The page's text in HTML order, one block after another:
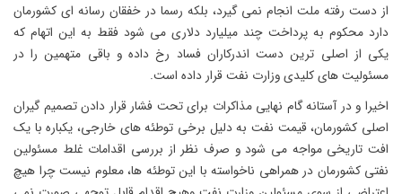
از دست رفته ملت انجام نمی گیرد، بلکه رسما در خفقان رسانه ای کشورمان
دارد محکوم به پرداخت چند میلیارد دلاری می شود فقط به این اتهام که
یکی از اصلی ترین دست اندرکاران فساد رخ داده و باقی متهمین را در
مسئولیت های کلیدی وزارت نفت قرار داده است.
اخیرا و در آستانه گام نهایی مذاکرات برای تحت فشار قرار دادن تصمیم گیران
اصلی کشورمان، قیمت نفت به دلیل برخی توطئه های خارجی، یکباره با یک
افت تاریخی مواجه می شود و صرف نظر از بررسی اقدامات غلط مسئولین
نفتی کشورمان در همراهی ناخواسته با این توطئه ها، معلوم نیست چرا هیچ